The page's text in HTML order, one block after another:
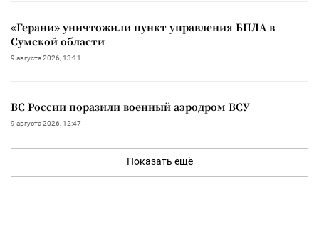
«Герани» уничтожили пункт управления БПЛА в
Сумской области
9 августа 2026, 13:11
ВС России поразили военный аэродром ВСУ
9 августа 2026, 12:47
Показать ещё